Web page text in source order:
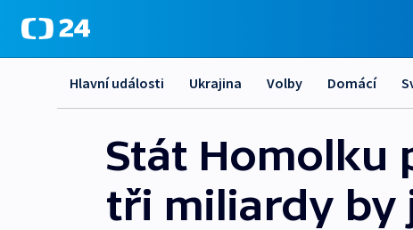
Hlavní události Ukrajina Volby Domácí
Stát Homolku
tři miliardy by